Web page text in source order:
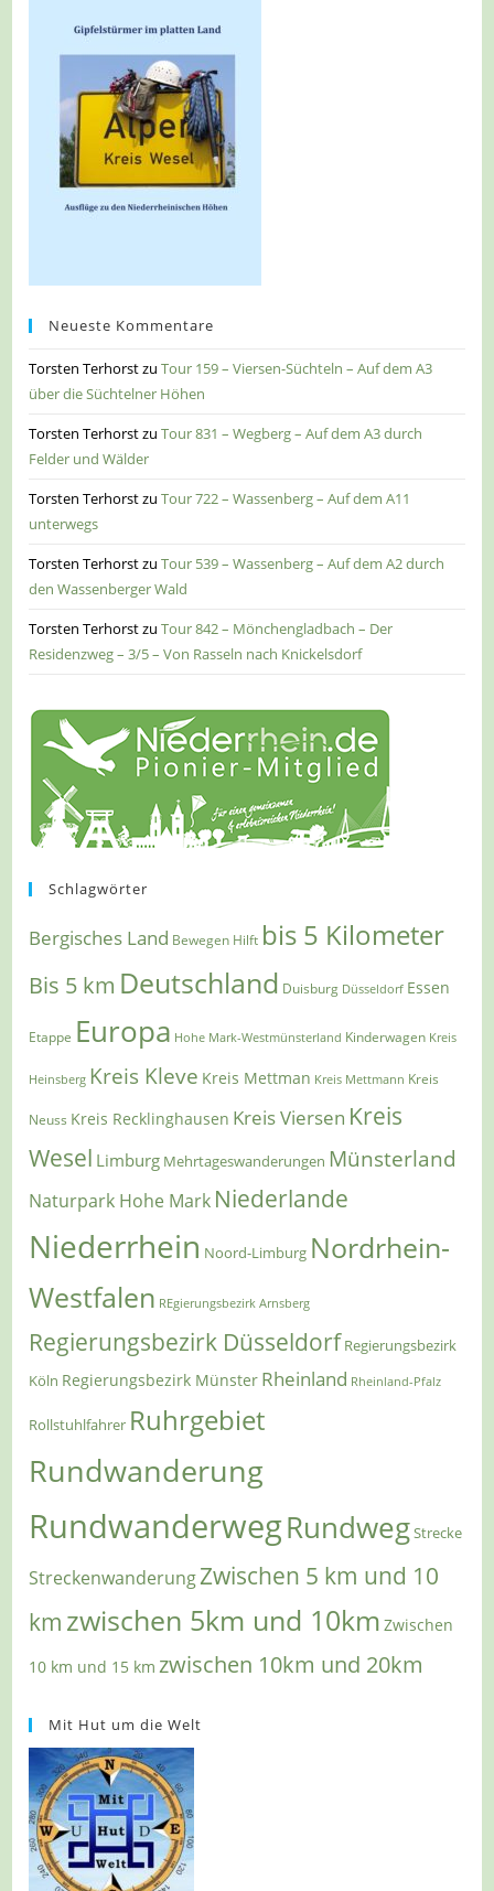
Neueste Kommentare
Torsten TerhorstzuTour 159 – Viersen-Süchteln – Auf dem A3
über die Süchtelner Höhen
Torsten TerhorstzuTour 831 – Wegberg – Auf dem A3 durch
Felder und Wälder
Torsten TerhorstzuTour 722 – Wassenberg – Auf dem A11
unterwegs
Torsten TerhorstzuTour 539 – Wassenberg – Auf dem A2 durch
den Wassenberger Wald
Torsten TerhorstzuTour 842 – Mönchengladbach – Der
Residenzweg – 3/5 – Von Rasseln nach Knickelsdorf
Schlagwörter
Bergisches Land Bewegen Hilft bis 5 Kilometer
Bis 5 km Deutschland Duisburg Düsseldorf Essen
Etappe Europa Hohe Mark-Westmünsterland Kinderwagen Kreis
Heinsberg Kreis Kleve Kreis Mettman Kreis Mettmann Kreis
Neuss Kreis Recklinghausen Kreis Viersen Kreis
Wesel Limburg Mehrtageswanderungen Münsterland
Naturpark Hohe Mark Niederlande
Niederrhein Noord-Limburg Nordrhein-
Westfalen REgierungsbezirk Arnsberg
Regierungsbezirk Düsseldorf Regierungsbezirk
Köln Regierungsbezirk Münster Rheinland Rheinland-Pfalz
Rollstuhlfahrer Ruhrgebiet
Rundwanderung
RundwanderwegRundwegStrecke
StreckenwanderungZwischen 5 km und 10
km zwischen 5km und 10km Zwischen
10 km und 15 km zwischen 10km und 20km
Mit Hut um die Welt